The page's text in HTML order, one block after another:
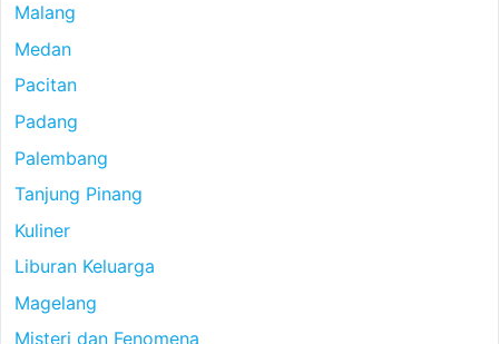
Malang
Medan
Pacitan
Padang
Palembang
Tanjung Pinang
Kuliner
Liburan Keluarga
Magelang
Misteri dan Fenomena